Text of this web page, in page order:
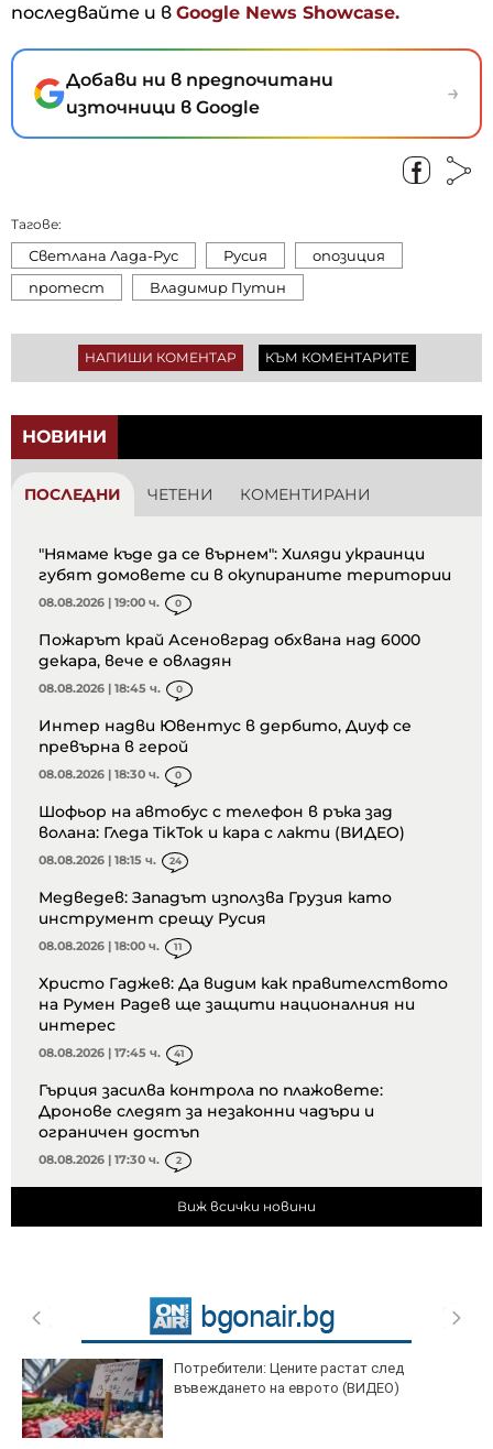
последвайте и в Google News Showcase.
Добави ни в предпочитани
източници в Google
→
Тагове:
Светлана Лада-Рус Русия
опозиция
протест
Владимир Путин
НАПИШИ КОМЕНТАР КЪМ КОМЕНТАРИТЕ
НОВИНИ
ПОСЛЕДНИ ЧЕТЕНИ КОМЕНТИРАНИ
"Нямаме къде да се върнем": Хиляди украинци
губят домовете си в окупираните територии
08.08.2026 | 19:00 ч. 0
Пожарът край Асеновград обхвана над 6000
декара, вече е овладян
08.08.2026 | 18:45 ч. 0
Интер надви Ювентус в дербито, Диуф се
превърна в герой
08.08.2026 | 18:30 ч. 0
Шофьор на автобус с телефон в ръка зад
волана: Гледа TikTok и кара с лакти (ВИДЕО)
08.08.2026 | 18:15 ч. 24
Медведев: Западът използва Грузия като
инструмент срещу Русия
08.08.2026 | 18:00 ч. 11
Христо Гаджев: Да видим как правителството
на Румен Радев ще защити националния ни
интерес
08.08.2026 | 17:45 ч. 41
Гърция засилва контрола по плажовете:
Дронове следят за незаконни чадъри и
ограничен достъп
08.08.2026 | 17:30 ч. 2
Виж всички новини
Потребители: Цените растат след
въвеждането на еврото (ВИДЕО)